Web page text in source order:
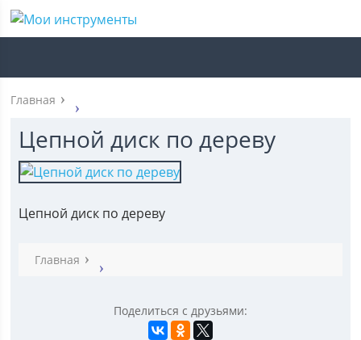
Главная
Цепной диск по дереву
Цепной диск по дереву
Главная
Поделиться с друзьями: